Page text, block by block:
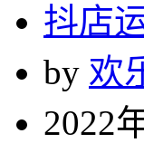
抖店
by 欢
2022